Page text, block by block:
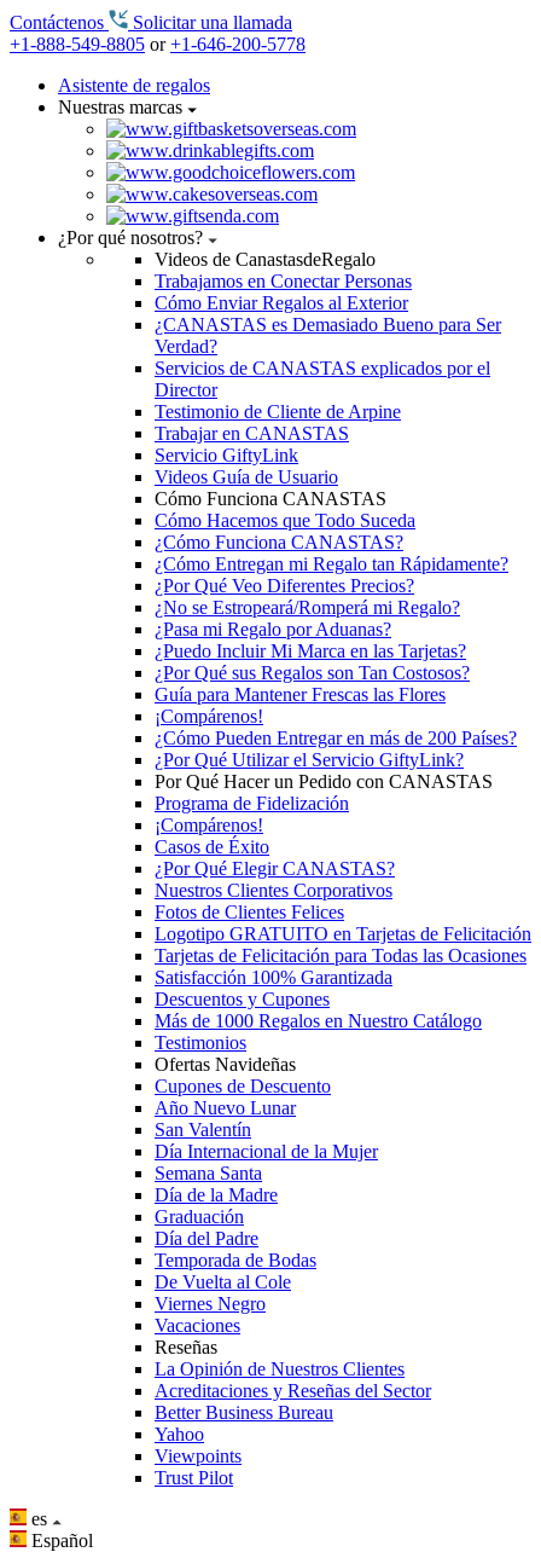
Contáctenos
Solicitar una llamada
+1-888-549-8805 or+1-646-200-5778
Asistente de regalos
Nuestras marcas
¿Por qué nosotros?
Videos de CanastasdeRegalo
Trabajamos en Conectar Personas
Cómo Enviar Regalos al Exterior
¿CANASTAS es Demasiado Bueno para Ser
Verdad?
Servicios de CANASTAS explicados por el
Director
Testimonio de Cliente de Arpine
Trabajar en CANASTAS
Servicio GiftyLink
Videos Guía de Usuario
Cómo Funciona CANASTAS
Cómo Hacemos que Todo Suceda
¿Cómo Funciona CANASTAS?
¿Cómo Entregan mi Regalo tan Rápidamente?
¿Por Qué Veo Diferentes Precios?
¿No se Estropeará/Romperá mi Regalo?
¿Pasa mi Regalo por Aduanas?
¿Puedo Incluir Mi Marca en las Tarjetas?
¿Por Qué sus Regalos son Tan Costosos?
Guía para Mantener Frescas las Flores
¡Compárenos!
¿Cómo Pueden Entregar en más de 200 Países?
¿Por Qué Utilizar el Servicio GiftyLink?
Por Qué Hacer un Pedido con CANASTAS
Programa de Fidelización
¡Compárenos!
Casos de Éxito
¿Por Qué Elegir CANASTAS?
Nuestros Clientes Corporativos
Fotos de Clientes Felices
Logotipo GRATUITO en Tarjetas de Felicitación
Tarjetas de Felicitación para Todas las Ocasiones
Satisfacción 100% Garantizada
Descuentos y Cupones
Más de 1000 Regalos en Nuestro Catálogo
Testimonios
Ofertas Navideñas
Cupones de Descuento
Año Nuevo Lunar
San Valentín
Día Internacional de la Mujer
Semana Santa
Día de la Madre
Graduación
Día del Padre
Temporada de Bodas
De Vuelta al Cole
Viernes Negro
Vacaciones
Reseñas
La Opinión de Nuestros Clientes
Acreditaciones y Reseñas del Sector
Better Business Bureau
Yahoo
Viewpoints
Trust Pilot
es
Español